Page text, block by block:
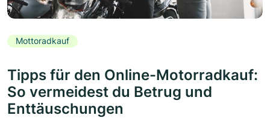
Mottoradkauf
Tipps für den Online-Motorradkauf:
So vermeidest du Betrug und
Enttäuschungen